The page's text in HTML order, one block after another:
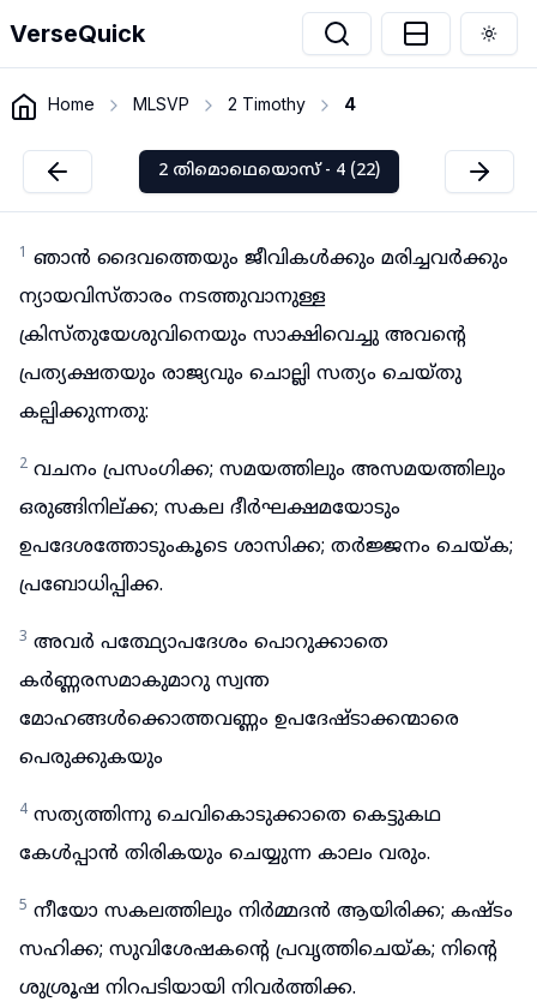
VerseQuick
Home MLSVP 2 Timothy 4
2 തിമൊഥെയൊസ് - 4 (22)
1 ഞാൻ ദൈവത്തെയും ജീവികൾക്കും മരിച്ചവർക്കും
ന്യായവിസ്താരം നടത്തുവാനുള്ള
ക്രിസ്തുയേശുവിനെയും സാക്ഷിവെച്ചു അവന്റെ
പ്രത്യക്ഷതയും രാജ്യവും ചൊല്ലി സത്യം ചെയ്തു
കല്പിക്കുന്നതു:
2 വചനം പ്രസംഗിക്ക; സമയത്തിലും അസമയത്തിലും
ഒരുങ്ങിനില്ക്ക; സകല ദീർഘക്ഷമയോടും
ഉപദേശത്തോടുംകൂടെ ശാസിക്ക; തർജ്ജനം ചെയ്ക;
പ്രബോധിപ്പിക്ക.
3 അവർ പത്ഥ്യോപദേശം പൊറുക്കാതെ
കർണ്ണരസമാകുമാറു സ്വന്ത
മോഹങ്ങൾക്കൊത്തവണ്ണം ഉപദേഷ്ടാക്കന്മാരെ
പെരുക്കുകയും
4 സത്യത്തിന്നു ചെവികൊടുക്കാതെ കെട്ടുകഥ
കേൾപ്പാൻ തിരികയും ചെയ്യുന്ന കാലം വരും.
5 നീയോ സകലത്തിലും നിർമ്മദൻ ആയിരിക്ക; കഷ്ടം
സഹിക്ക; സുവിശേഷകന്റെ പ്രവൃത്തിചെയ്ക; നിന്റെ
ശുശ്രൂഷ നിറപടിയായി നിവർത്തിക്ക.